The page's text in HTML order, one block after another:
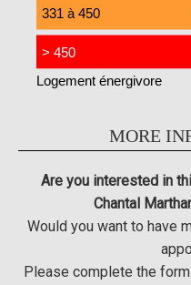
Logement énergivore
331 à 450
> 450
MORE
Are you interested in
Chantal
Would you want to have
Please complete the